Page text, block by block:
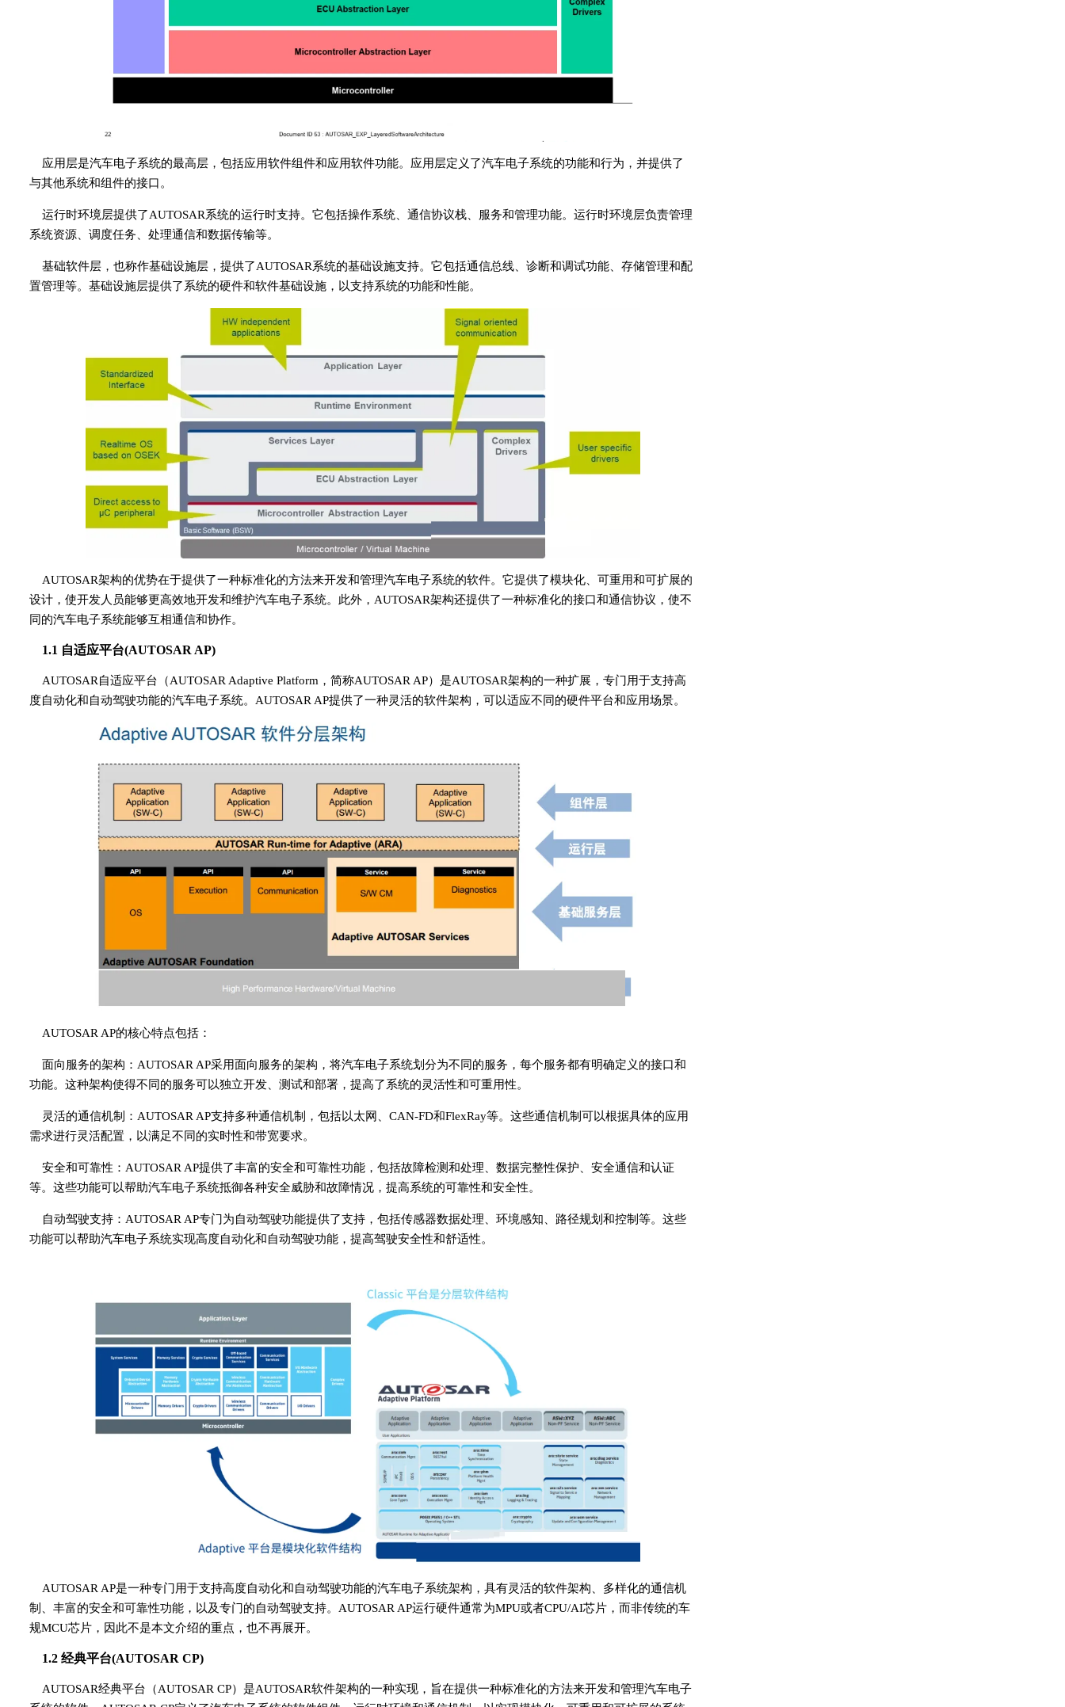
应用层是汽车电子系统的最高层，包括应用软件组件和应用软件功能。应用层定义了汽车电子系统的功能和行为，并提供了
与其他系统和组件的接口。
运行时环境层提供了AUTOSAR系统的运行时支持。它包括操作系统、通信协议栈、服务和管理功能。运行时环境层负责管理
系统资源、调度任务、处理通信和数据传输等。
基础软件层，也称作基础设施层，提供了AUTOSAR系统的基础设施支持。它包括通信总线、诊断和调试功能、存储管理和配
置管理等。基础设施层提供了系统的硬件和软件基础设施，以支持系统的功能和性能。
AUTOSAR架构的优势在于提供了一种标准化的方法来开发和管理汽车电子系统的软件。它提供了模块化、可重用和可扩展的
设计，使开发人员能够更高效地开发和维护汽车电子系统。此外，AUTOSAR架构还提供了一种标准化的接口和通信协议，使不
同的汽车电子系统能够互相通信和协作。
1.1 自适应平台(AUTOSAR AP)
AUTOSAR自适应平台（AUTOSAR Adaptive Platform，简称AUTOSAR AP）是AUTOSAR架构的一种扩展，专门用于支持高
度自动化和自动驾驶功能的汽车电子系统。AUTOSAR AP提供了一种灵活的软件架构，可以适应不同的硬件平台和应用场景。
AUTOSAR AP的核心特点包括：
面向服务的架构：AUTOSAR AP采用面向服务的架构，将汽车电子系统划分为不同的服务，每个服务都有明确定义的接口和
功能。这种架构使得不同的服务可以独立开发、测试和部署，提高了系统的灵活性和可重用性。
灵活的通信机制：AUTOSAR AP支持多种通信机制，包括以太网、CAN-FD和FlexRay等。这些通信机制可以根据具体的应用
需求进行灵活配置，以满足不同的实时性和带宽要求。
安全和可靠性：AUTOSAR AP提供了丰富的安全和可靠性功能，包括故障检测和处理、数据完整性保护、安全通信和认证
等。这些功能可以帮助汽车电子系统抵御各种安全威胁和故障情况，提高系统的可靠性和安全性。
自动驾驶支持：AUTOSAR AP专门为自动驾驶功能提供了支持，包括传感器数据处理、环境感知、路径规划和控制等。这些
功能可以帮助汽车电子系统实现高度自动化和自动驾驶功能，提高驾驶安全性和舒适性。
AUTOSAR AP是一种专门用于支持高度自动化和自动驾驶功能的汽车电子系统架构，具有灵活的软件架构、多样化的通信机
制、丰富的安全和可靠性功能，以及专门的自动驾驶支持。AUTOSAR AP运行硬件通常为MPU或者CPU/AI芯片，而非传统的车
规MCU芯片，因此不是本文介绍的重点，也不再展开。
1.2 经典平台(AUTOSAR CP)
AUTOSAR经典平台（AUTOSAR CP）是AUTOSAR软件架构的一种实现，旨在提供一种标准化的方法来开发和管理汽车电子